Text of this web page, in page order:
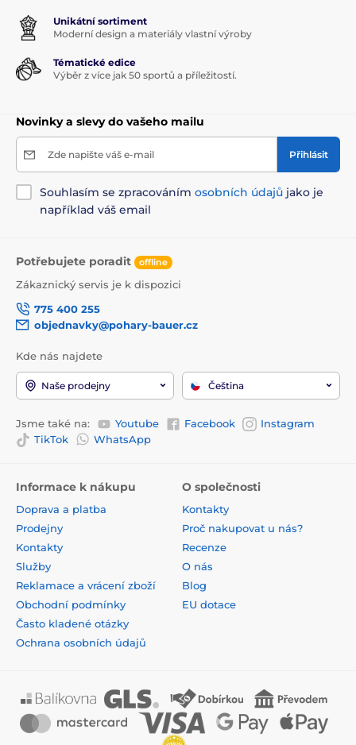
Unikátní sortiment
Moderní design a materiály vlastní výroby
Tématické edice
Výběr z více jak 50 sportů a příležitostí.
Novinky a slevy do vašeho mailu
Zde napište váš e-mail Přihlásit
Souhlasím se zpracováním osobních údajů jako je
například váš email
Potřebujete poradit offline
Zákaznický servis je k dispozici
775 400 255
objednavky@pohary-bauer.cz
Kde nás najdete
Naše prodejny Čeština
Jsme také na: Youtube Facebook
Instagram
TikTok
WhatsApp
Informace k nákupu
Doprava a platba
Prodejny
Kontakty
Služby
Reklamace a vrácení zboží
Obchodní podmínky
Často kladené otázky
Ochrana osobních údajů
O společnosti
Kontakty
Proč nakupovat u nás?
Recenze
O nás
Blog
EU dotace